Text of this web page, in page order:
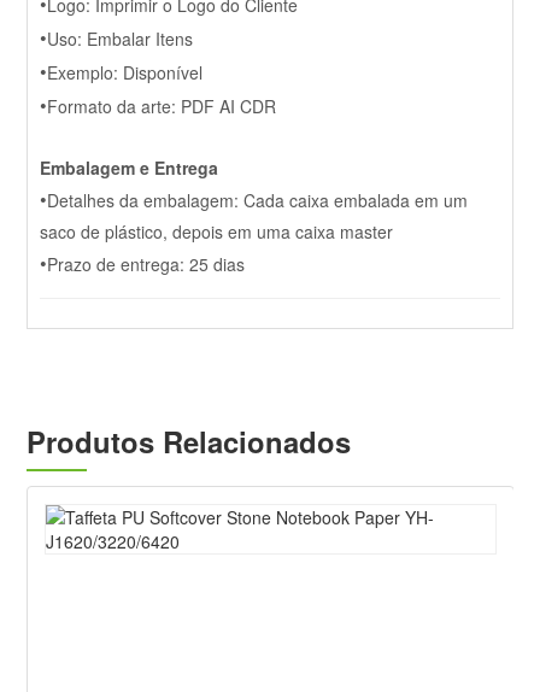
Logo: Imprimir o Logo do Cliente
•Uso: Embalar Itens
•Exemplo: Disponível
•Formato da arte: PDF AI CDR
Embalagem e Entrega
•Detalhes da embalagem: Cada caixa embalada em um
saco de plástico, depois em uma caixa master
•Prazo de entrega: 25 dias
Produtos Relacionados